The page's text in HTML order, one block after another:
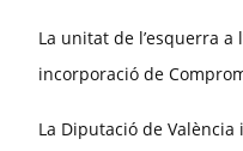
La unitat de l’esquerra a
incorporació de
La Diputació de València